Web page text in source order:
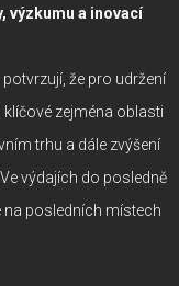
výzkumu a inovací
že pro udržení
zejména oblasti
trhu a dále zvýšení
výdajích do posledně
na posledních místech